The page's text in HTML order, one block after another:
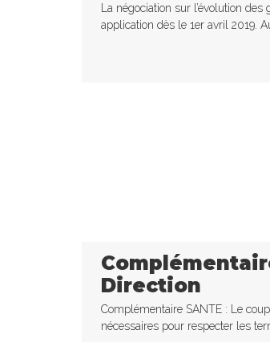
La négociation sur l’évolution
application dès le 1er avril 2019.
Direction
Complémentaire SANTE : Le
nécessaires pour respecter les